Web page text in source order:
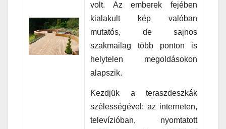
volt. Az emberek fejében
kialakult kép valóban
mutatós, de sajnos
szakmailag több ponton is
helytelen megoldásokon
alapszik.
Kezdjük a teraszdeszkák
szélességével: az interneten,
televízióban, nyomtatott